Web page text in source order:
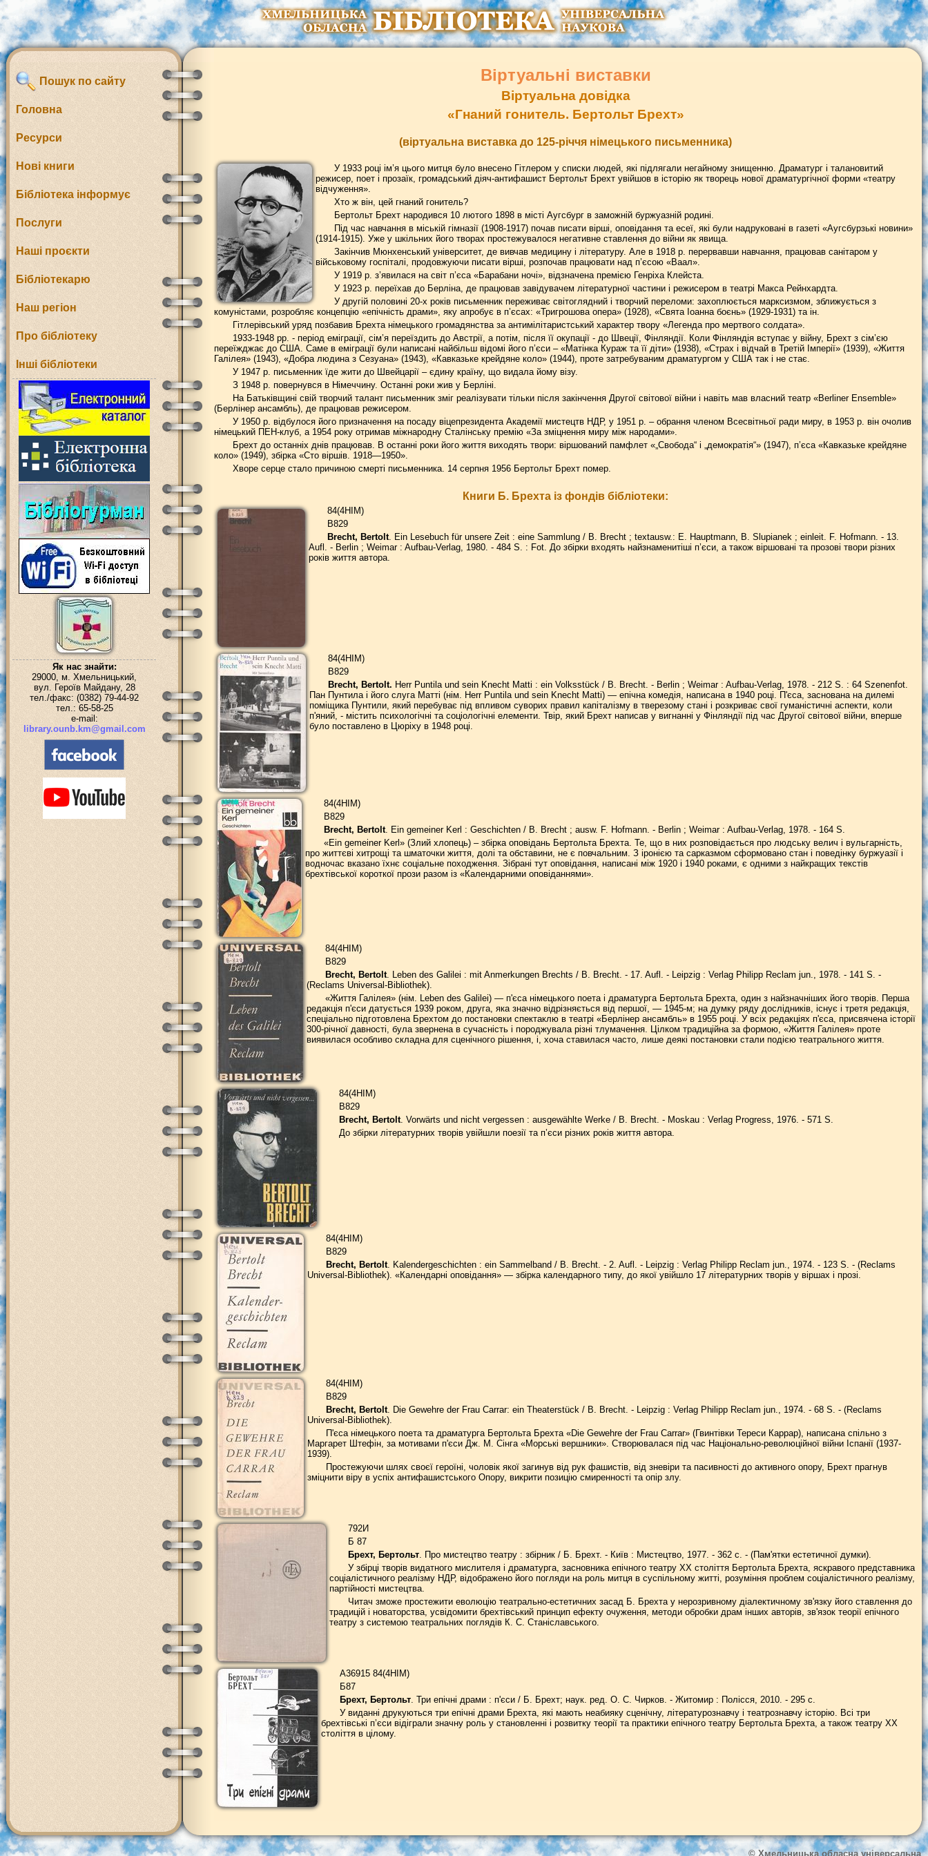
Пошук по сайту
Головна
Ресурси
Нові книги
Бібліотека інформує
Послуги
Наші проєкти
Бібліотекарю
Наш регіон
Про бібліотеку
Інші бібліотеки
Як нас знайти:
29000, м. Хмельницький,
вул. Героїв Майдану, 28
тел./факс: (0382) 79-44-92
тел.: 65-58-25
e-mail:
library.ounb.km@gmail.com
Віртуальні виставки
Віртуальна довідка
«Гнаний гонитель. Бертольт Брехт»
(віртуальна виставка до 125-річчя німецького письменника)
У 1933 році ім’я цього митця було внесено Гітлером у списки людей, які підлягали негайному знищенню. Драматург і талановитий
режисер, поет і прозаїк, громадський діяч-антифашист Бертольт Брехт увійшов в історію як творець нової драматургічної форми «театру
відчуження».
Хто ж він, цей гнаний гонитель?
Бертольт Брехт народився 10 лютого 1898 в місті Аугсбург в заможній буржуазній родині.
Під час навчання в міській гімназії (1908-1917) почав писати вірші, оповідання та есеї, які були надруковані в газеті «Аугсбурзькі новини»
(1914-1915). Уже у шкільних його творах простежувалося негативне ставлення до війни як явища.
Закінчив Мюнхенський університет, де вивчав медицину і літературу. Але в 1918 р. перервавши навчання, працював санітаром у
військовому госпіталі, продовжуючи писати вірші, розпочав працювати над п’єсою «Ваал».
У 1919 р. з’явилася на світ п’єса «Барабани ночі», відзначена премією Генріха Клейста.
У 1923 р. переїхав до Берліна, де працював завідувачем літературної частини і режисером в театрі Макса Рейнхардта.
У другій половині 20-х років письменник переживає світоглядний і творчий переломи: захоплюється марксизмом, зближується з
комуністами, розробляє концепцію «епічність драми», яку апробує в п’єсах: «Тригрошова опера» (1928), «Свята Іоанна боєнь» (1929-1931) та ін.
Гітлерівський уряд позбавив Брехта німецького громадянства за антимілітаристський характер твору «Легенда про мертвого солдата».
1933-1948 рр. - період еміграції, сім’я переїздить до Австрії, а потім, після її окупації - до Швеції, Фінляндії. Коли Фінляндія вступає у війну, Брехт з сім’єю
переїжджає до США. Саме в еміграції були написані найбільш відомі його п’єси – «Матінка Кураж та її діти» (1938), «Страх і відчай в Третій Імперії» (1939), «Життя
Галілея» (1943), «Добра людина з Сезуана» (1943), «Кавказьке крейдяне коло» (1944), проте затребуваним драматургом у США так і не стає.
У 1947 р. письменник їде жити до Швейцарії – єдину країну, що видала йому візу.
З 1948 р. повернувся в Німеччину. Останні роки жив у Берліні.
На Батьківщині свій творчий талант письменник зміг реалізувати тільки після закінчення Другої світової війни і навіть мав власний театр «Berliner Ensemble»
(Берлінер ансамбль), де працював режисером.
У 1950 р. відбулося його призначення на посаду віцепрезидента Академії мистецтв НДР, у 1951 р. – обрання членом Всесвітньої ради миру, в 1953 р. він очолив
німецький ПЕН-клуб, а 1954 року отримав міжнародну Сталінську премію «За зміцнення миру між народами».
Брехт до останніх днів працював. В останні роки його життя виходять твори: віршований памфлет «„Свобода“ і „демократія“» (1947), п’єса «Кавказьке крейдяне
коло» (1949), збірка «Сто віршів. 1918—1950».
Хворе серце стало причиною смерті письменника. 14 серпня 1956 Бертольт Брехт помер.
Книги Б. Брехта із фондів бібліотеки:
84(4HIM)
B829
Brecht, Bertolt. Ein Lesebuch für unsere Zeit : eine Sammlung / B. Brecht ; textausw.: E. Hauptmann, B. Slupianek ; einleit. F. Hofmann. - 13.
Aufl. - Berlin ; Weimar : Aufbau-Verlag, 1980. - 484 S. : Fot. До збірки входять найзнаменитіші п’єси, а також віршовані та прозові твори різних
років життя автора.
84(4НІМ)
B829
Brecht, Bertolt. Herr Puntila und sein Knecht Matti : ein Volksstück / B. Brecht. - Berlin ; Weimar : Aufbau-Verlag, 1978. - 212 S. : 64 Szenenfot.
Пан Пунтила і його слуга Матті (нім. Herr Puntila und sein Knecht Matti) — епічна комедія, написана в 1940 році. П'єса, заснована на дилемі
поміщика Пунтили, який перебуває під впливом суворих правил капіталізму в тверезому стані і розкриває свої гуманістичні аспекти, коли
п'яний, - містить психологічні та соціологічні елементи. Твір, який Брехт написав у вигнанні у Фінляндії під час Другої світової війни, вперше
було поставлено в Цюріху в 1948 році.
84(4НІМ)
B829
Brecht, Bertolt. Ein gemeiner Kerl : Geschichten / B. Brecht ; ausw. F. Hofmann. - Berlin ; Weimar : Aufbau-Verlag, 1978. - 164 S.
«Ein gemeiner Kerl» (Злий хлопець) – збірка оповідань Бертольта Брехта. Те, що в них розповідається про людську велич і вульгарність,
про життєві хитрощі та шматочки життя, долі та обставини, не є повчальним. З іронією та сарказмом сформовано стан і поведінку буржуазії і
водночас вказано їхнє соціальне походження. Зібрані тут оповідання, написані між 1920 і 1940 роками, є одними з найкращих текстів
брехтівської короткої прози разом із «Календарними оповіданнями».
84(4HIM)
B829
Brecht, Bertolt. Leben des Galilei : mit Anmerkungen Brechts / B. Brecht. - 17. Aufl. - Leipzig : Verlag Philipp Reclam jun., 1978. - 141 S. -
(Reclams Universal-Bibliothek).
«Життя Галілея» (нім. Leben des Galilei) — п'єса німецького поета і драматурга Бертольта Брехта, один з найзначніших його творів. Перша
редакція п'єси датується 1939 роком, друга, яка значно відрізняється від першої, — 1945-м; на думку ряду дослідників, існує і третя редакція,
спеціально підготовлена Брехтом до постановки спектаклю в театрі «Берлінер ансамбль» в 1955 році. У всіх редакціях п'єса, присвячена історії
300-річної давності, була звернена в сучасність і породжувала різні тлумачення. Цілком традиційна за формою, «Життя Галілея» проте
виявилася особливо складна для сценічного рішення, і, хоча ставилася часто, лише деякі постановки стали подією театрального життя.
84(4HIM)
B829
Brecht, Bertolt. Vorwärts und nicht vergessen : ausgewählte Werke / B. Brecht. - Moskau : Verlag Progress, 1976. - 571 S.
До збірки літературних творів увійшли поезії та п’єси різних років життя автора.
84(4HIM)
B829
Brecht, Bertolt. Kalendergeschichten : ein Sammelband / B. Brecht. - 2. Aufl. - Leipzig : Verlag Philipp Reclam jun., 1974. - 123 S. - (Reclams
Universal-Bibliothek). «Календарні оповідання» — збірка календарного типу, до якої увійшло 17 літературних творів у віршах і прозі.
84(4НІМ)
B829
Brecht, Bertolt. Die Gewehre der Frau Carrar: ein Theaterstück / B. Brecht. - Leipzig : Verlag Philipp Reclam jun., 1974. - 68 S. - (Reclams
Universal-Bibliothek).
П'єса німецького поета та драматурга Бертольта Брехта «Die Gewehre der Frau Carrar» (Гвинтівки Тереси Каррар), написана спільно з
Маргарет Штефін, за мотивами п'єси Дж. М. Сінга «Морські вершники». Створювалася під час Національно-революційної війни Іспанії (1937-
1939).
Простежуючи шлях своєї героїні, чоловік якої загинув від рук фашистів, від зневіри та пасивності до активного опору, Брехт прагнув
зміцнити віру в успіх антифашистського Опору, викрити позицію смиренності та опір злу.
792И
Б 87
Брехт, Бертольт. Про мистецтво театру : збірник / Б. Брехт. - Київ : Мистецтво, 1977. - 362 с. - (Пам'ятки естетичної думки).
У збірці творів видатного мислителя і драматурга, засновника епічного театру ХХ століття Бертольта Брехта, яскравого представника
соціалістичного реалізму НДР, відображено його погляди на роль митця в суспільному житті, розуміння проблем соціалістичного реалізму,
партійності мистецтва.
Читач зможе простежити еволюцію театрально-естетичних засад Б. Брехта у нерозривному діалектичному зв'язку його ставлення до
традицій і новаторства, усвідомити брехтівський принцип ефекту очуження, методи обробки драм інших авторів, зв'язок теорії епічного
театру з системою театральних поглядів К. С. Станіславського.
А36915 84(4НІМ)
Б87
Брехт, Бертольт. Три епічні драми : п'єси / Б. Брехт; наук. ред. О. С. Чирков. - Житомир : Полісся, 2010. - 295 с.
У виданні друкуються три епічні драми Брехта, які мають неабияку сценічну, літературознавчу і театрознавчу історію. Всі три
брехтівські п’єси відіграли значну роль у становленні і розвитку теорії та практики епічного театру Бертольта Брехта, а також театру ХХ
століття в цілому.
© Хмельницька обласна універсальна